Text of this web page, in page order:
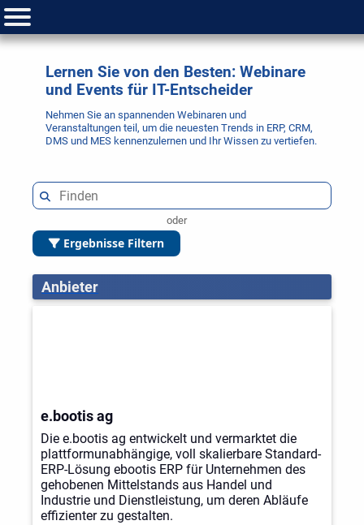
Lernen Sie von den Besten: Webinare
und Events für IT-Entscheider
Nehmen Sie an spannenden Webinaren und
Veranstaltungen teil, um die neuesten Trends in ERP, CRM,
DMS und MES kennenzulernen und Ihr Wissen zu vertiefen.
oder
Ergebnisse Filtern
Anbieter
e.bootis ag
Die e.bootis ag entwickelt und vermarktet die
plattformunabhängige, voll skalierbare Standard-
ERP-Lösung ebootis ERP für Unternehmen des
gehobenen Mittelstands aus Handel und
Industrie und Dienstleistung, um deren Abläufe
effizienter zu gestalten.